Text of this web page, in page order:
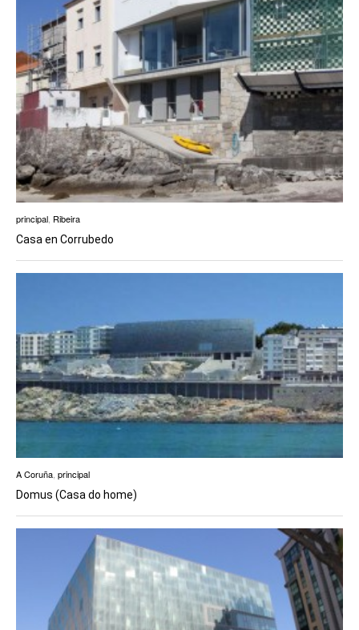
principal Ribeira
Casa en Corrubedo
A Coruña principal
Domus (Casa do home)